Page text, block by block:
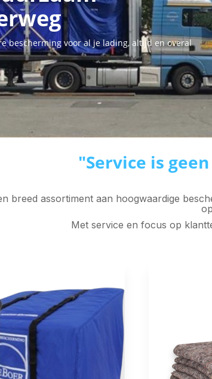
bescherming voor al je lading, altijd en overal
"Service is
breed assortiment aan hoogwaardige
Met service en focus op